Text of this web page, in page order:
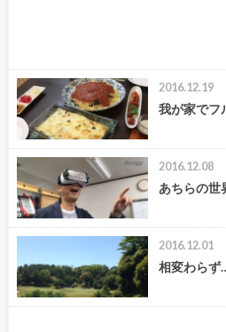
2016.12.19
我が家でフ
2016.12.08
あちらの世
2016.12.01
相変わらず